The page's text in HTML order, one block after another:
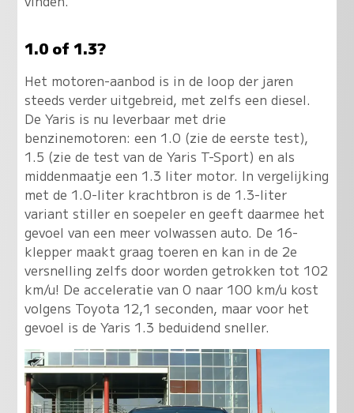
1.0 of 1.3?
Het motoren-aanbod is in de loop der jaren
steeds verder uitgebreid, met zelfs een diesel.
De Yaris is nu leverbaar met drie
benzinemotoren: een 1.0 (zie de eerste test),
1.5 (zie de test van de Yaris T-Sport) en als
middenmaatje een 1.3 liter motor. In vergelijking
met de 1.0-liter krachtbron is de 1.3-liter
variant stiller en soepeler en geeft daarmee het
gevoel van een meer volwassen auto. De 16-
klepper maakt graag toeren en kan in de 2e
versnelling zelfs door worden getrokken tot 102
km/u! De acceleratie van 0 naar 100 km/u kost
volgens Toyota 12,1 seconden, maar voor het
gevoel is de Yaris 1.3 beduidend sneller.